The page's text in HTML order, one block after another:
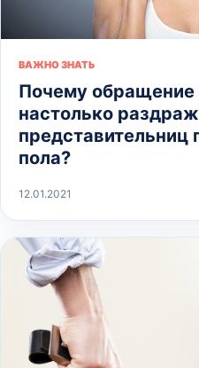
ВАЖНО ЗНАТЬ
Почему
настолько
представительниц
пола?
12.01.2021